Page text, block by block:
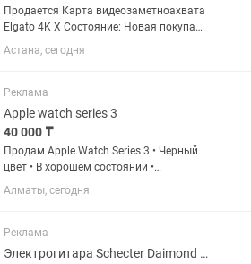
Продается Карта видеозаметноахвата
Elgato 4K X Состояние: Новая покупали
27.07.2026 года. Elgato 4K X — Внешняя
карта захвата нового поколения Elgato
устройство для...
Астана, сегодня
Реклама
Apple watch series 3
40 000 ₸
Продам Apple Watch Series 3 • Черный
цвет • В хорошем состоянии •
Обновленное ПО • В комплекте
зарядный кабель •есть
полностью исправны, работают без
нареканий. Отличный...
Алматы, сегодня
Реклама
Электрогитара Schecter Daimond series